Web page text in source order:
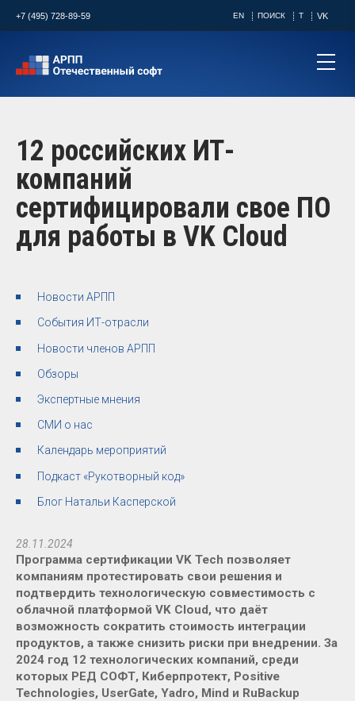
+7 (495) 728-89-59 EN ПОИСК T VK
12 российских ИТ-
компаний
сертифицировали свое ПО
для работы в VK Cloud
Новости АРПП
События ИТ-отрасли
Новости членов АРПП
Обзоры
Экспертные мнения
СМИ о нас
Календарь мероприятий
Подкаст «Рукотворный код»
Блог Натальи Касперской
28.11.2024
Программа сертификации VK Tech позволяет
компаниям протестировать свои решения и
подтвердить технологическую совместимость с
облачной платформой VK Cloud, что даёт
возможность сократить стоимость интеграции
продуктов, а также снизить риски при внедрении. За
2024 год 12 технологических компаний, среди
которых РЕД СОФТ, Киберпротект, Positive
Technologies, UserGate, Yadro, Mind и RuBackup